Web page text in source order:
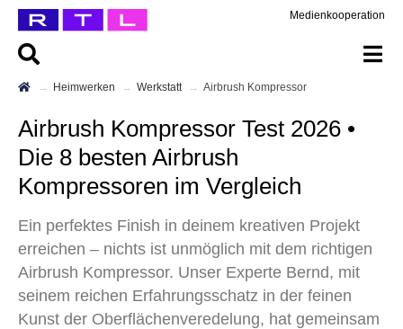
Medienkooperation
Heimwerken Werkstatt Airbrush Kompressor
Airbrush Kompressor Test 2026 •
Die 8 besten Airbrush
Kompressoren im Vergleich
Ein perfektes Finish in deinem kreativen Projekt
erreichen – nichts ist unmöglich mit dem richtigen
Airbrush Kompressor. Unser Experte Bernd, mit
seinem reichen Erfahrungsschatz in der feinen
Kunst der Oberflächenveredelung, hat gemeinsam